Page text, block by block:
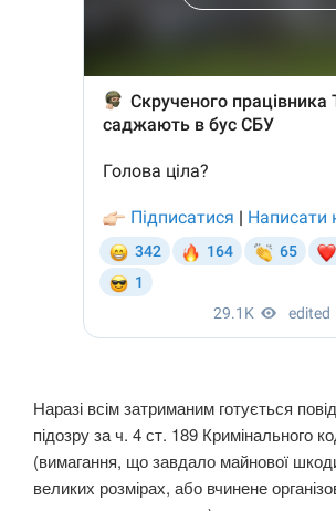
Наразі всім затриманим готується
підозру за ч. 4 ст. 189 Кримінального
(вимагання, що завдало майнової
великих розмірах, або вчинене